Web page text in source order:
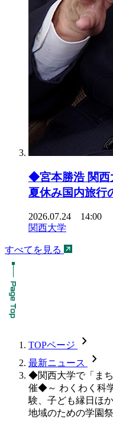
◆宮本勝浩 関西
夏休み国内旅行
2026.07.24 14:00
関西大学
すべてを見る
TOPページ chevron_forward
最新ニュース chevron_forward
◆関西大学で「ま
催◆～ わくわく科
験、子ども縁日ほ
地域のための学園祭